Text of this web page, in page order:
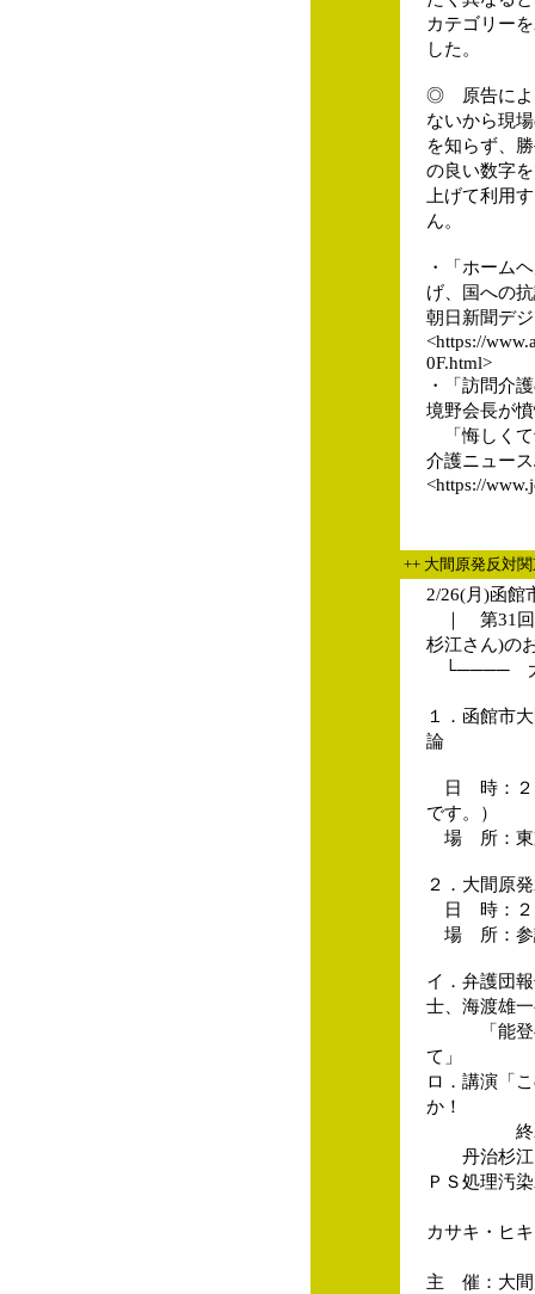
カテゴリー
した。
◎ 原告によ
ないから現
を知らず、
の良い数字
上げて利用
ん。
・「ホーム
げ、国への
朝日新聞デ
<https://
0F.html>
・「訪問介
境野会長が
「悔しくて
介護ニュー
<https://
++ 大間原発反
2/26(月)函館
｜ 第31回
杉江さん)の
└──── 大
１．函館市
論
日 時：２
です。）
場 所：東
２．大間原
日 時：２
場 所：参
イ．弁護団
士、海渡雄
「能登半
て」
ロ．講演「
か！
終わら
丹治杉江
ＰＳ処理汚
カサキ・ヒ
主 催：大間